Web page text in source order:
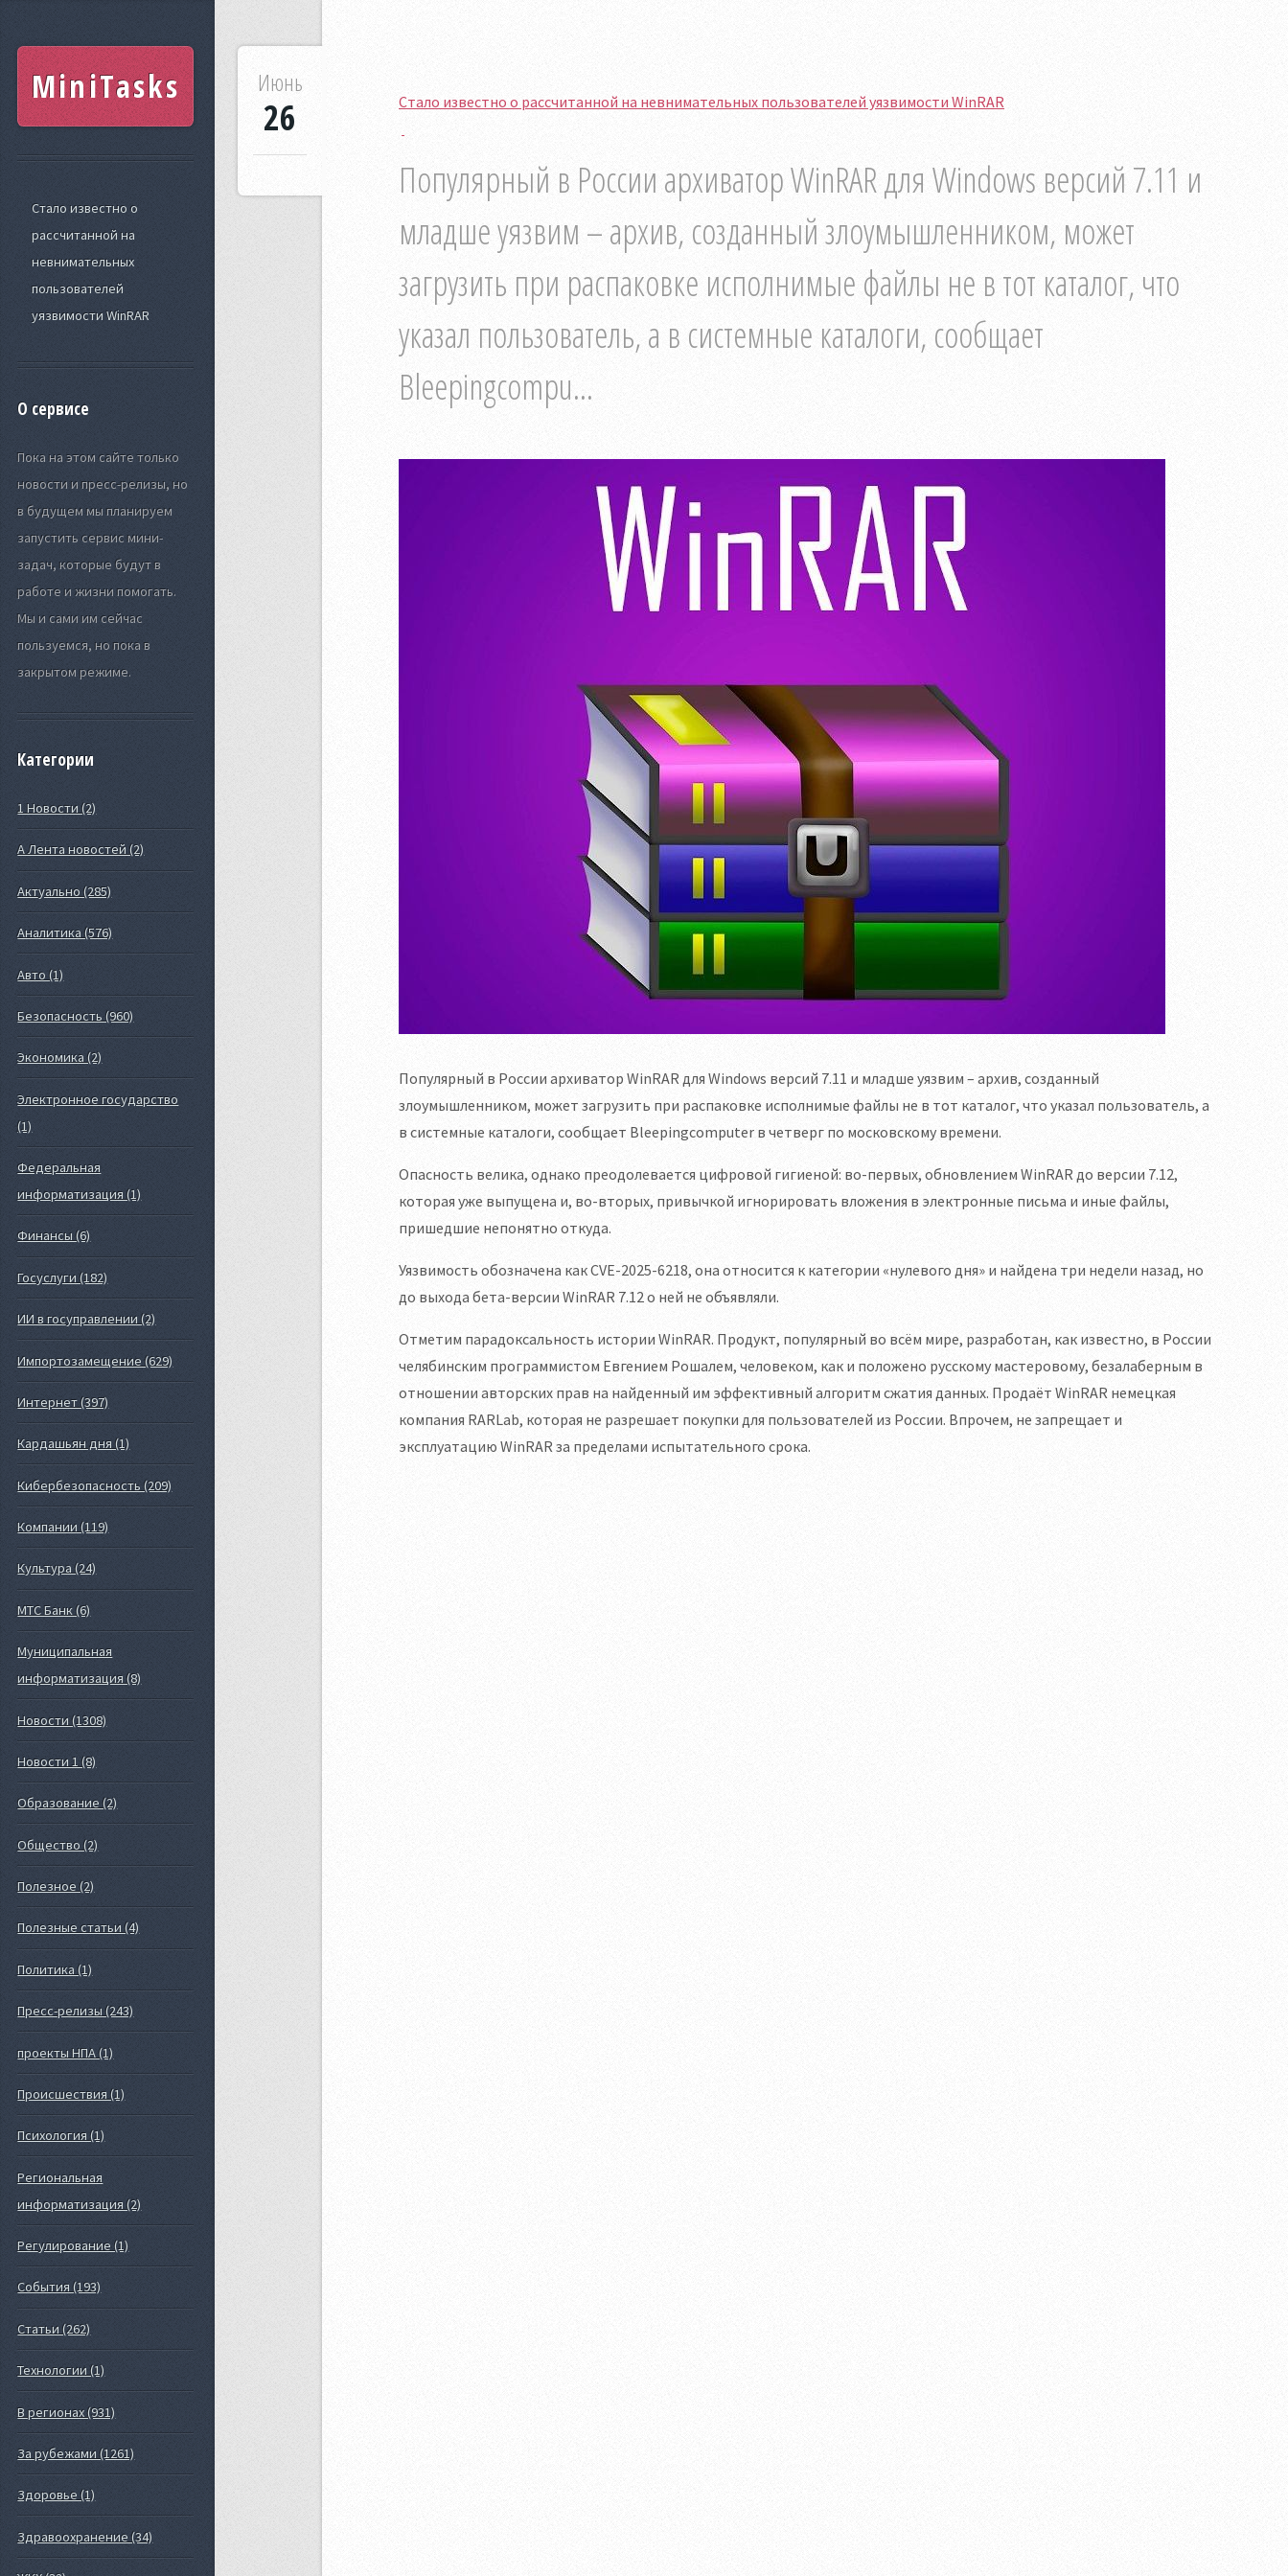
MiniTasks
Стало известно о
рассчитанной на
невнимательных
пользователей
уязвимости WinRAR
О сервисе
Пока на этом сайте только
новости и пресс-релизы, но
в будущем мы планируем
запустить сервис мини-
задач, которые будут в
работе и жизни помогать.
Мы и сами им сейчас
пользуемся, но пока в
закрытом режиме.
Категории
1 Новости (2)
А Лента новостей (2)
Актуально (285)
Аналитика (576)
Авто (1)
Безопасность (960)
Экономика (2)
Электронное государство
(1)
Федеральная
информатизация (1)
Финансы (6)
Госуслуги (182)
ИИ в госуправлении (2)
Импортозамещение (629)
Интернет (397)
Кардашьян дня (1)
Кибербезопасность (209)
Компании (119)
Культура (24)
МТС Банк (6)
Муниципальная
информатизация (8)
Новости (1308)
Новости 1 (8)
Образование (2)
Общество (2)
Полезное (2)
Полезные статьи (4)
Политика (1)
Пресс-релизы (243)
проекты НПА (1)
Происшествия (1)
Психология (1)
Региональная
информатизация (2)
Регулирование (1)
События (193)
Статьи (262)
Технологии (1)
В регионах (931)
За рубежами (1261)
Здоровье (1)
Здравоохранение (34)
Стало известно о рассчитанной на невнимательных пользователей уязвимости WinRAR
Популярный в России архиватор WinRAR для Windows версий 7.11 и
младше уязвим – архив, созданный злоумышленником, может
загрузить при распаковке исполнимые файлы не в тот каталог, что
указал пользователь, а в системные каталоги, сообщает
Bleepingcompu...
Июнь
26
Популярный в России архиватор WinRAR для Windows версий 7.11 и младше уязвим – архив, созданный
злоумышленником, может загрузить при распаковке исполнимые файлы не в тот каталог, что указал пользователь, а
в системные каталоги, сообщает Bleepingcomputer в четверг по московскому времени.
Опасность велика, однако преодолевается цифровой гигиеной: во-первых, обновлением WinRAR до версии 7.12,
которая уже выпущена и, во-вторых, привычкой игнорировать вложения в электронные письма и иные файлы,
пришедшие непонятно откуда.
Уязвимость обозначена как CVE-2025-6218, она относится к категории «нулевого дня» и найдена три недели назад, но
до выхода бета-версии WinRAR 7.12 о ней не объявляли.
Отметим парадоксальность истории WinRAR. Продукт, популярный во всём мире, разработан, как известно, в России
челябинским программистом Евгением Рошалем, человеком, как и положено русскому мастеровому, безалаберным в
отношении авторских прав на найденный им эффективный алгоритм сжатия данных. Продаёт WinRAR немецкая
компания RARLab, которая не разрешает покупки для пользователей из России. Впрочем, не запрещает и
эксплуатацию WinRAR за пределами испытательного срока.